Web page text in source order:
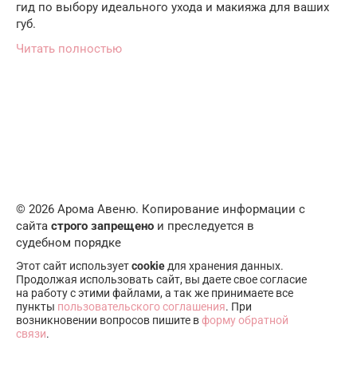
гид по выбору идеального ухода и макияжа для ваших
губ.
Читать полностью
© 2026 Арома Авеню. Копирование информации с
сайта строго запрещено и преследуется в
судебном порядке
Этот сайт используетcookie для хранения данных.
Продолжая использовать сайт, вы даете свое согласие
на работу с этими файлами, а так же принимаете все
пункты пользовательского соглашения. При
возникновении вопросов пишите вформу обратной
связи.